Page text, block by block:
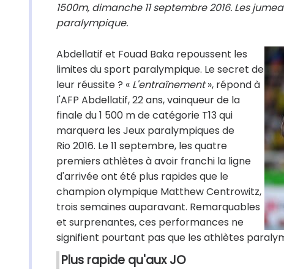
1500m, dimanche 11 septembre 2016. Les
paralympique.
Abdellatif et Fouad Baka repoussent les
limites du sport paralympique. Le secret de
leur réussite ? « L'entraînement», répond à
l'AFP Abdellatif, 22 ans, vainqueur de la
finale du 1 500 m de catégorie T13 qui
marquera les Jeux paralympiques de
Rio 2016. Le 11 septembre, les quatre
premiers athlètes à avoir franchi la ligne
d'arrivée ont été plus rapides que le
champion olympique Matthew Centrowitz,
trois semaines auparavant. Remarquables
et surprenantes, ces performances ne
signifient pourtant pas que les athlètes
Plus rapide qu'aux JO